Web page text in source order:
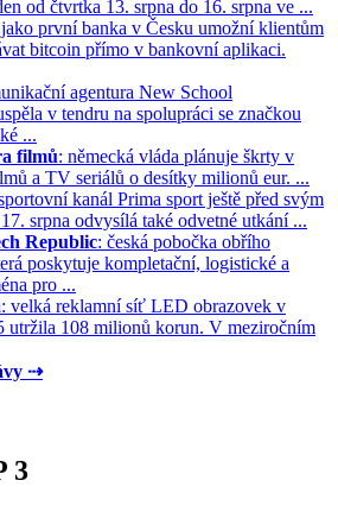
od čtvrtka 13. srpna do 16. srpna ve ...
první banka v Česku umožní klientům
bitcoin přímo v bankovní aplikaci.
agentura New School
v tendru na spolupráci se značkou
...
filmů: německá vláda plánuje škrty v
a TV seriálů o desítky milionů eur. ...
kanál Prima sport ještě před svým
srpna odvysílá také odvetné utkání ...
Republic: česká pobočka obřího
poskytuje kompletační, logistické a
pro ...
: velká reklamní síť LED obrazovek v
utržila 108 milionů korun. V meziročním
⇢
3